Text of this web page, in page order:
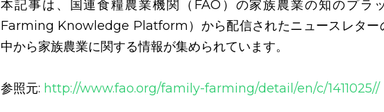
本記事は、国連食糧農業機関（FAO）の家族農業の知のプラ
Farming Knowledge Platform）から配信されたニュースレター
中から家族農業に関する情報が集められています。
参照元: http://www.fao.org/family-farming/detail/en/c/1411025//